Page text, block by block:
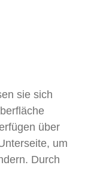
sie sich
über
um
Durch